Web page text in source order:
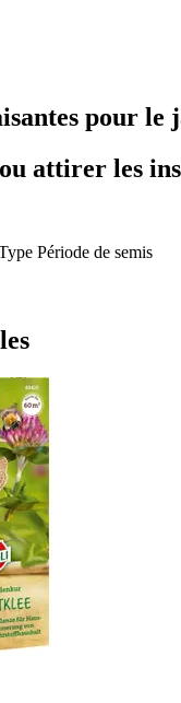
pour le
attirer les
Période de semis